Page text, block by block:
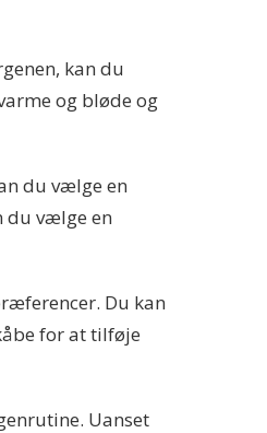
kan du
og bløde og
du vælge en
du vælge en
Du kan
for at tilføje
Uanset